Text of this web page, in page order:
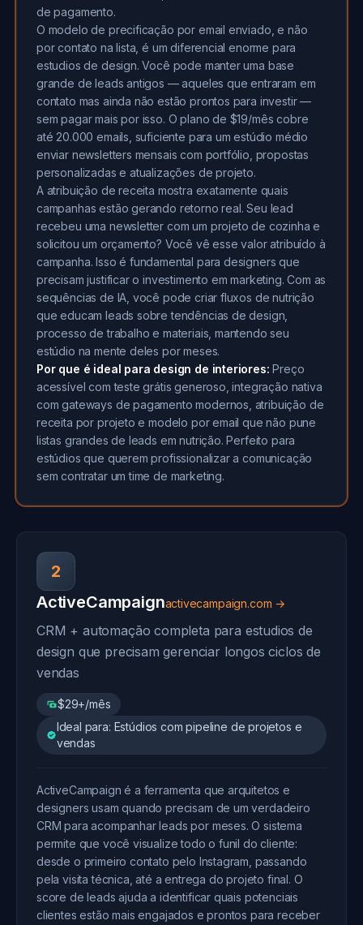
de pagamento.
O modelo de precificação por email enviado, e não
por contato na lista, é um diferencial enorme para
estudios de design. Você pode manter uma base
grande de leads antigos — aqueles que entraram em
contato mas ainda não estão prontos para investir —
sem pagar mais por isso. O plano de $19/mês cobre
até 20.000 emails, suficiente para um estúdio médio
enviar newsletters mensais com portfólio, propostas
personalizadas e atualizações de projeto.
A atribuição de receita mostra exatamente quais
campanhas estão gerando retorno real. Seu lead
recebeu uma newsletter com um projeto de cozinha e
solicitou um orçamento? Você vê esse valor atribuído à
campanha. Isso é fundamental para designers que
precisam justificar o investimento em marketing. Com as
sequências de IA, você pode criar fluxos de nutrição
que educam leads sobre tendências de design,
processo de trabalho e materiais, mantendo seu
estúdio na mente deles por meses.
Por que é ideal para design de interiores: Preço
acessível com teste grátis generoso, integração nativa
com gateways de pagamento modernos, atribuição de
receita por projeto e modelo por email que não pune
listas grandes de leads em nutrição. Perfeito para
estúdios que querem profissionalizar a comunicação
sem contratar um time de marketing.
2
ActiveCampaignactivecampaign.com →
CRM + automação completa para estudios de
design que precisam gerenciar longos ciclos de
vendas
$29+/mês
Ideal para: Estúdios com pipeline de projetos e
vendas
ActiveCampaign é a ferramenta que arquitetos e
designers usam quando precisam de um verdadeiro
CRM para acompanhar leads por meses. O sistema
permite que você visualize todo o funil do cliente:
desde o primeiro contato pelo Instagram, passando
pela visita técnica, até a entrega do projeto final. O
score de leads ajuda a identificar quais potenciais
clientes estão mais engajados e prontos para receber